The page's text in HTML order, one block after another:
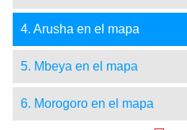
4. Arusha en el mapa
5. Mbeya en el mapa
6. Morogoro en el mapa